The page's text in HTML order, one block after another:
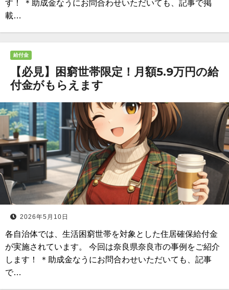
す！ ＊助成金なうにお問合わせいただいても、記事で掲
載…
給付金
【必見】困窮世帯限定！月額5.9万円の給
付金がもらえます
2026年5月10日
各自治体では、生活困窮世帯を対象とした住居確保給付金
が実施されています。 今回は奈良県奈良市の事例をご紹介
します！ ＊助成金なうにお問合わせいただいても、記事
で…